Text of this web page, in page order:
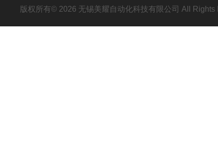
版权所有© 2026 无锡美耀自动化科技有限公司 All